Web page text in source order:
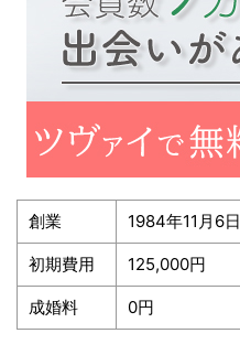
創業 1984年11月6日
初期費用 125,000円
成婚料 0円